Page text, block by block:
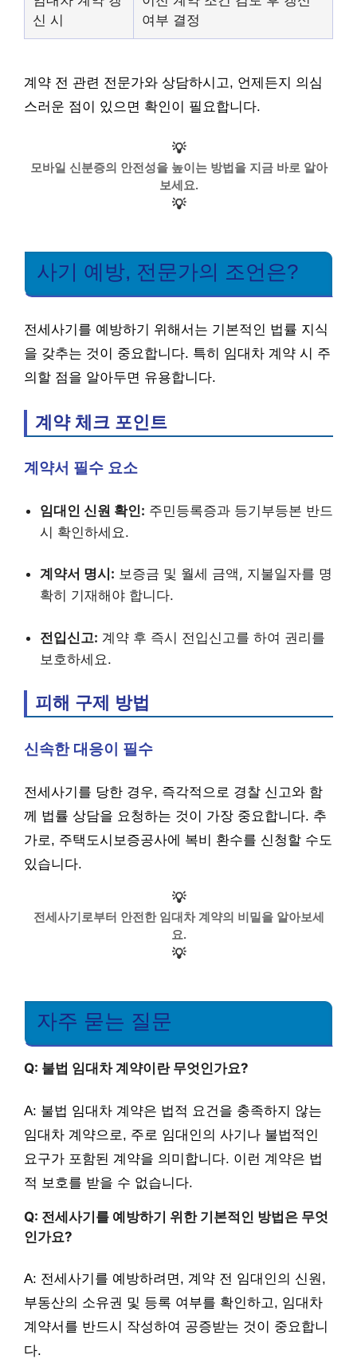
신 시
여부 결정
계약 전 관련 전문가와 상담하시고, 언제든지 의심
스러운 점이 있으면 확인이 필요합니다.
💡
모바일 신분증의 안전성을 높이는 방법을 지금 바로 알아
보세요.
💡
사기 예방, 전문가의 조언은?
전세사기를 예방하기 위해서는 기본적인 법률 지식
을 갖추는 것이 중요합니다. 특히 임대차 계약 시 주
의할 점을 알아두면 유용합니다.
계약 체크 포인트
계약서 필수 요소
임대인 신원 확인: 주민등록증과 등기부등본 반드
시 확인하세요.
계약서 명시: 보증금 및 월세 금액, 지불일자를 명
확히 기재해야 합니다.
전입신고: 계약 후 즉시 전입신고를 하여 권리를
보호하세요.
피해 구제 방법
신속한 대응이 필수
전세사기를 당한 경우, 즉각적으로 경찰 신고와 함
께 법률 상담을 요청하는 것이 가장 중요합니다. 추
가로, 주택도시보증공사에 복비 환수를 신청할 수도
있습니다.
💡
전세사기로부터 안전한 임대차 계약의 비밀을 알아보세
요.
💡
자주 묻는 질문
Q: 불법 임대차 계약이란 무엇인가요?
A: 불법 임대차 계약은 법적 요건을 충족하지 않는
임대차 계약으로, 주로 임대인의 사기나 불법적인
요구가 포함된 계약을 의미합니다. 이런 계약은 법
적 보호를 받을 수 없습니다.
Q: 전세사기를 예방하기 위한 기본적인 방법은 무엇
인가요?
A: 전세사기를 예방하려면, 계약 전 임대인의 신원,
부동산의 소유권 및 등록 여부를 확인하고, 임대차
계약서를 반드시 작성하여 공증받는 것이 중요합니
다.